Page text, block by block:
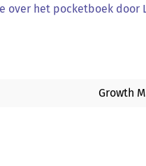
over het pocketboek door
Growth